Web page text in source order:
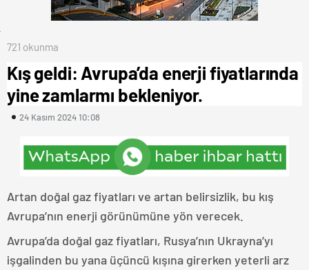
721 okunma
Kış geldi: Avrupa’da enerji fiyatlarında
yine zamlarmı bekleniyor.
24 Kasım 2024 10:08
Artan doğal gaz fiyatları ve artan belirsizlik, bu kış
Avrupa’nın enerji görünümüne yön verecek.
Avrupa’da doğal gaz fiyatları, Rusya’nın Ukrayna’yı
işgalinden bu yana üçüncü kışına girerken yeterli arz